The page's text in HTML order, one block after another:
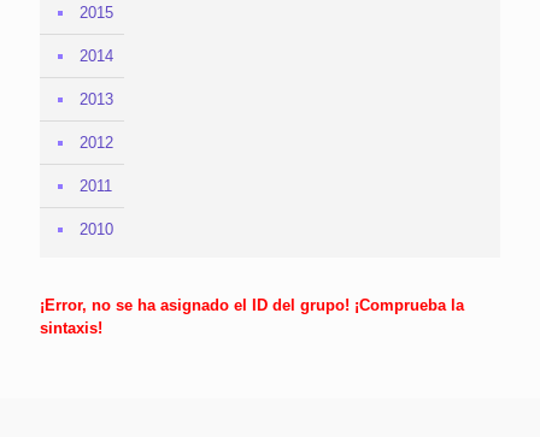
2015
2014
2013
2012
2011
2010
¡Error, no se ha asignado el ID del grupo! ¡Comprueba la
sintaxis!